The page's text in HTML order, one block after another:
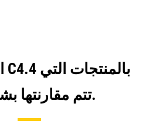
تتم مقارنتها بشكل متكرر.